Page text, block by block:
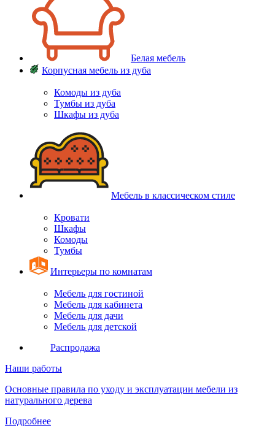
Белая мебель
Корпусная мебель из дуба
Комоды из дуба
Тумбы из дуба
Шкафы из дуба
Мебель в классическом стиле
Кровати
Шкафы
Комоды
Тумбы
Интерьеры по комнатам
Мебель для гостиной
Мебель для кабинета
Мебель для дачи
Мебель для детской
Распродажа
Наши работы
Основные правила по уходу и эксплуатации мебели из
натурального дерева
Подробнее